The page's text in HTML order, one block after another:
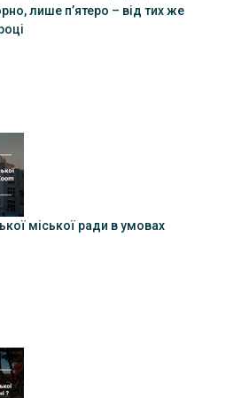
лише п’ятеро – від тих же
міської ради в умовах